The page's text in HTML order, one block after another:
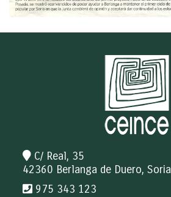
C/ Real, 35
42360 Berlanga de Duero, Soria
975 343 123